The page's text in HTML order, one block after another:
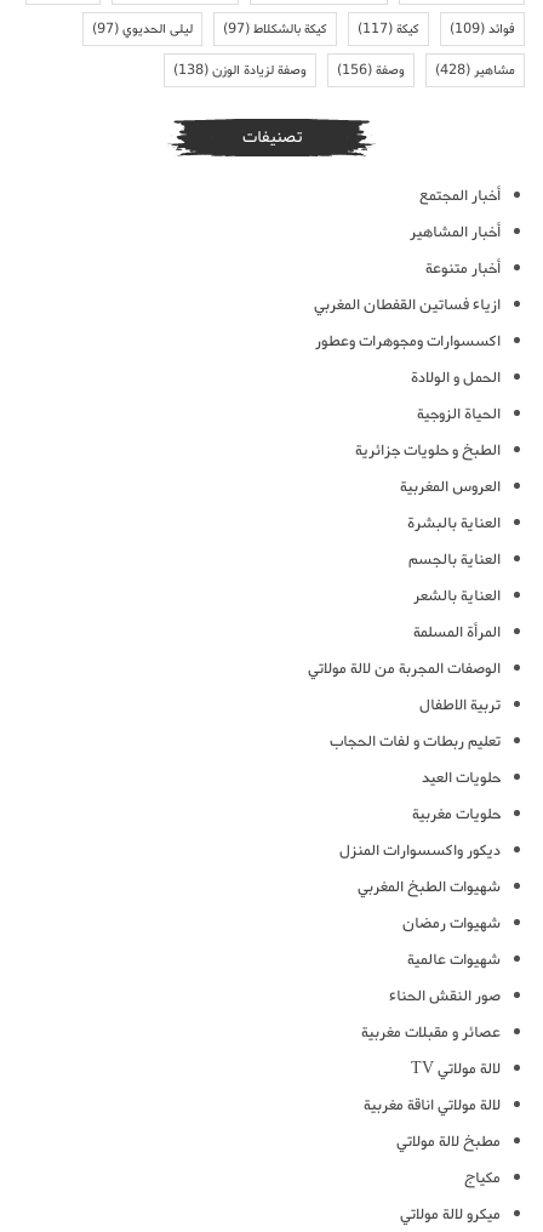
فوائد(109) كيكة(117) كيكة بالشكلاط(97) ليلى الحديوي(97)
مشاهير(428) وصفة(156) وصفة لزيادة الوزن(138)
تصنيفات
أخبار المجتمع
أخبار المشاهير
أخبار متنوعة
ازياء فساتين القفطان المغربي
اكسسوارات ومجوهرات وعطور
الحمل و الولادة
الحياة الزوجية
الطبخ و حلويات جزائرية
العروس المغربية
العناية بالبشرة
العناية بالجسم
العناية بالشعر
المرأة المسلمة
الوصفات المجربة من لالة مولاتي
تربية الاطفال
تعليم ربطات و لفات الحجاب
حلويات العيد
حلويات مغربية
ديكور واكسسوارات المنزل
شهيوات الطبخ المغربي
شهيوات رمضان
شهيوات عالمية
صور النقش الحناء
عصائر و مقبلات مغربية
لالة مولاتي TV
لالة مولاتي اناقة مغربية
مطبخ لالة مولاتي
مكياج
ميكرو لالة مولاتي